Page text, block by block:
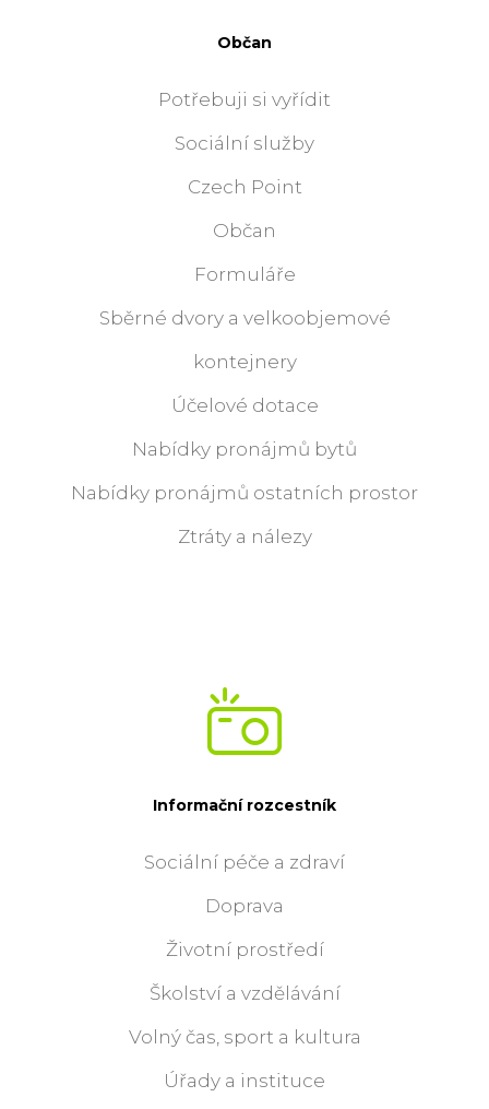
Občan
Potřebuji si vyřídit
Sociální služby
Czech Point
Občan
Formuláře
Sběrné dvory a velkoobjemové
kontejnery
Účelové dotace
Nabídky pronájmů bytů
Nabídky pronájmů ostatních prostor
Ztráty a nálezy
Informační rozcestník
Sociální péče a zdraví
Doprava
Životní prostředí
Školství a vzdělávání
Volný čas, sport a kultura
Úřady a instituce